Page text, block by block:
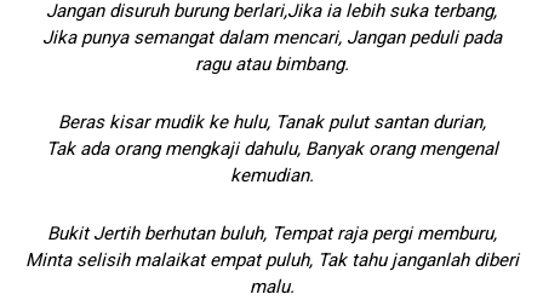
Jangan disuruh burung berlari,Jika ia lebih suka terbang,
Jika punya semangat dalam mencari, Jangan peduli pada
ragu atau bimbang.
Beras kisar mudik ke hulu, Tanak pulut santan durian,
Tak ada orang mengkaji dahulu, Banyak orang mengenal
kemudian.
Bukit Jertih berhutan buluh, Tempat raja pergi memburu,
Minta selisih malaikat empat puluh, Tak tahu janganlah diberi
malu.